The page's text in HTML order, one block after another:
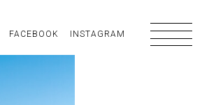
FACEBOOK INSTAGRAM
US CONTACT